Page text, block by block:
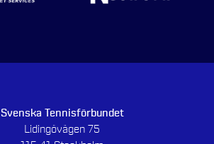
Svenska Tennisförbundet
Lidingövägen 75